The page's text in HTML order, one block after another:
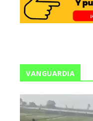
VANGUARDIA